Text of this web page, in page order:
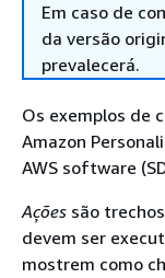
Em caso de
da versão
prevalecerá.
Os exemplos de
Amazon
AWS software
Ações são
devem ser
mostrem como